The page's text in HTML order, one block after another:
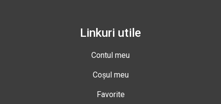
Linkuri utile
Contul meu
Coșul meu
Favorite